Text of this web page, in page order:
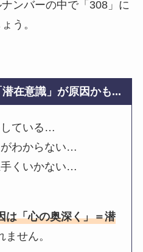
ンバーの中で「308」に
う。
在意識」が原因かも...
ている…
わからない…
くいかない…
は「心の奥深く」＝潜
ません。